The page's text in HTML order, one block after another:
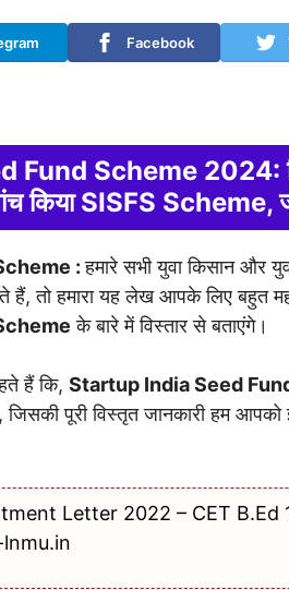
Facebook
Scheme 2024:
किया SISFS Scheme,
:हमारे सभी युवा किसान और
हैं, तो हमारा यह लेख आपके लिए बहुत
के बारे में विस्तार से बताएंगे।
हैं कि, Startup India Seed
जिसकी पूरी विस्तृत जानकारी हम
Letter 2022 – CET